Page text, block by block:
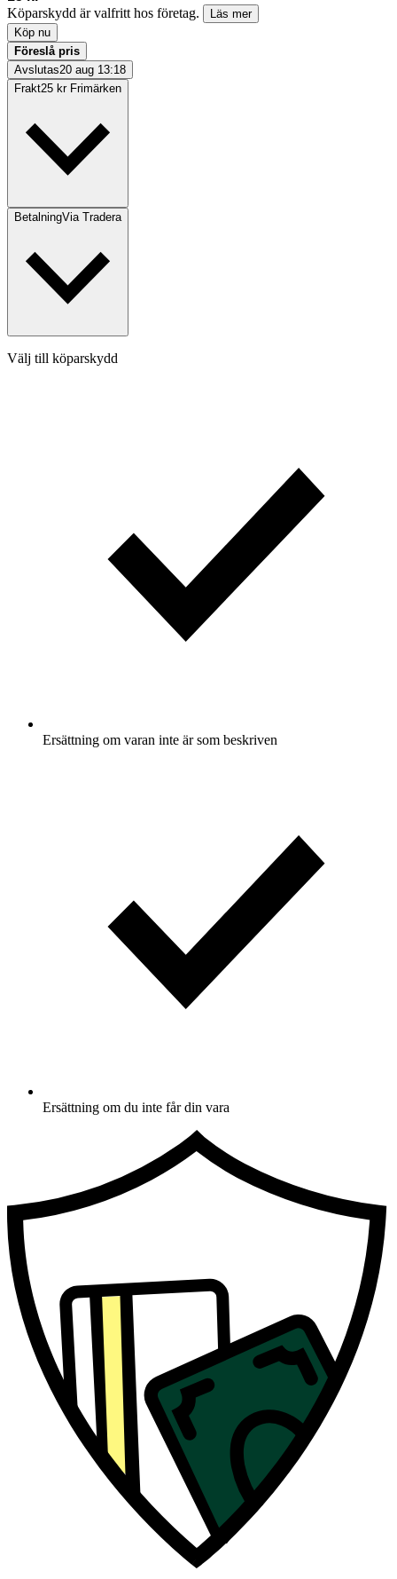
Köparskydd är valfritt hos företag.
Läs mer
Köp nu
Föreslå pris
Avslutas20 aug 13:18
Frakt25 kr Frimärken
BetalningVia Tradera
Välj till köparskydd
Ersättning om varan inte är som beskriven
Ersättning om du inte får din vara